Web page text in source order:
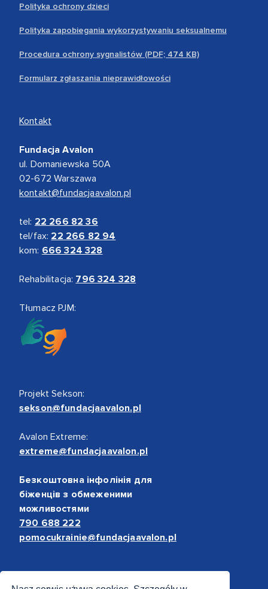
Polityka ochrony dzieci
Polityka zapobiegania wykorzystywaniu seksualnemu
Procedura ochrony sygnalistów (PDF; 474 KB)
Formularz zgłaszania nieprawidłowości
Kontakt
Fundacja Avalon
ul. Domaniewska 50A
02-672 Warszawa
kontakt@fundacjaavalon.pl
tel: 22 266 82 36
tel/fax: 22 266 82 94
kom: 666 324 328
Rehabilitacja: 796 324 328
Tłumacz PJM:
Projekt Sekson:
sekson@fundacjaavalon.pl
Avalon Extreme:
extreme@fundacjaavalon.pl
Безкоштовна інфолінія для
біженців з обмеженими
можливостями
790 688 222
pomocukrainie@fundacjaavalon.pl
Bezpieczne płatności